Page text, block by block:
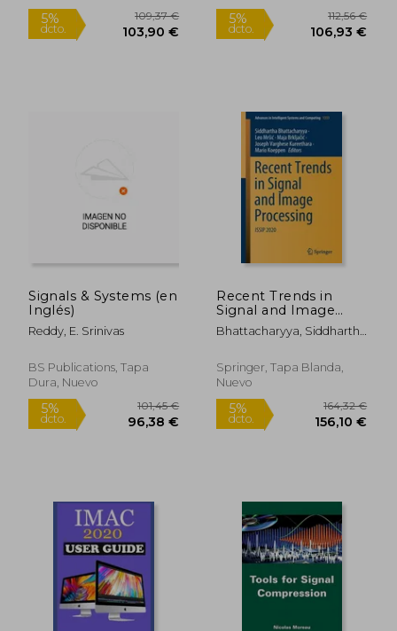
5%
dcto.
Signals & Systems (en
Inglés)
Reddy, E. Srinivas
BS Publications, Tapa
Dura, Nuevo
Recent Trends in
Signal and Image
Processing: Issip
2020 (en Inglés)
Bhattacharyya, Siddhartha
Maja
Springer, Tapa Blanda,
Nuevo